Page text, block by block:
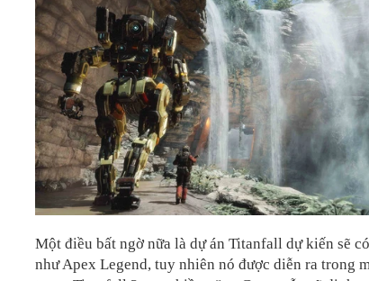
Một điều bất ngờ nữa là dự án Titanfall dự kiến sẽ
như Apex Legend, tuy nhiên nó được diễn ra trong